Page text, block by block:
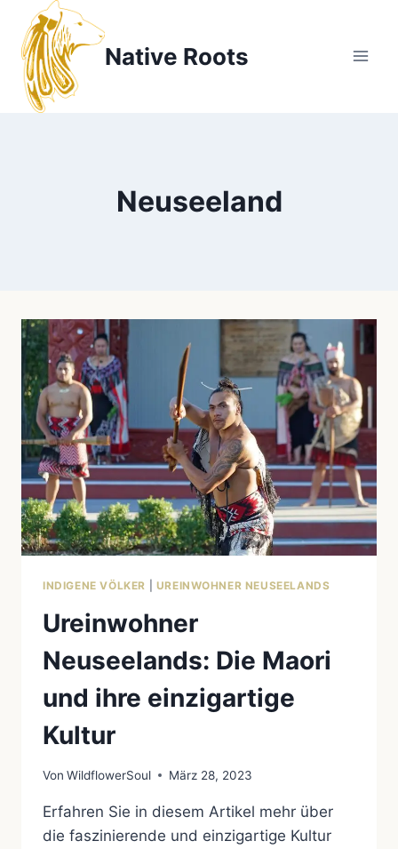
Inhalt
springen
Native Roots
Neuseeland
INDIGENE VÖLKER UREINWOHNER NEUSEELANDS
Ureinwohner
Neuseelands: Die Maori
und ihre einzigartige
Kultur
Von WildflowerSoul März 28, 2023
Erfahren Sie in diesem Artikel mehr über
die faszinierende und einzigartige Kultur